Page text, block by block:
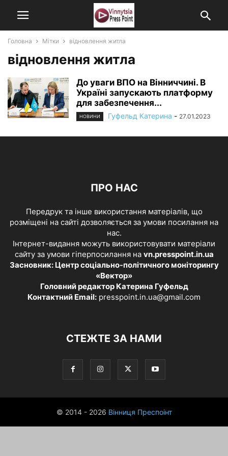
Головна Мітки відновлення житла
відновлення житла
До уваги ВПО на Вінниччині. В
Україні запускають платформу
для забезпечення...
НОВИНИ Гуфельд Катерина - 27.01.2023
ПРО НАС
Передрук та інше використання матеріалів, що
розміщені на сайті дозволяється за умови посилання на
нас.
Інтернет-видання можуть використовувати матеріали
сайту за умови гіперпосилання на vn.presspoint.in.ua
Засновник: Центр соціально-політичного моніторингу
«Вектор»
Головний редактор Катерина Гуфельд
Контактний Email: presspoint.in.ua@gmail.com
СТЕЖТЕ ЗА НАМИ
© 2014 - 2026 Вінниця Преспоінт